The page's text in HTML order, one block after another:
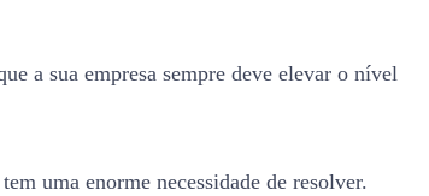
a sua empresa sempre deve elevar o nível
uma enorme necessidade de resolver.